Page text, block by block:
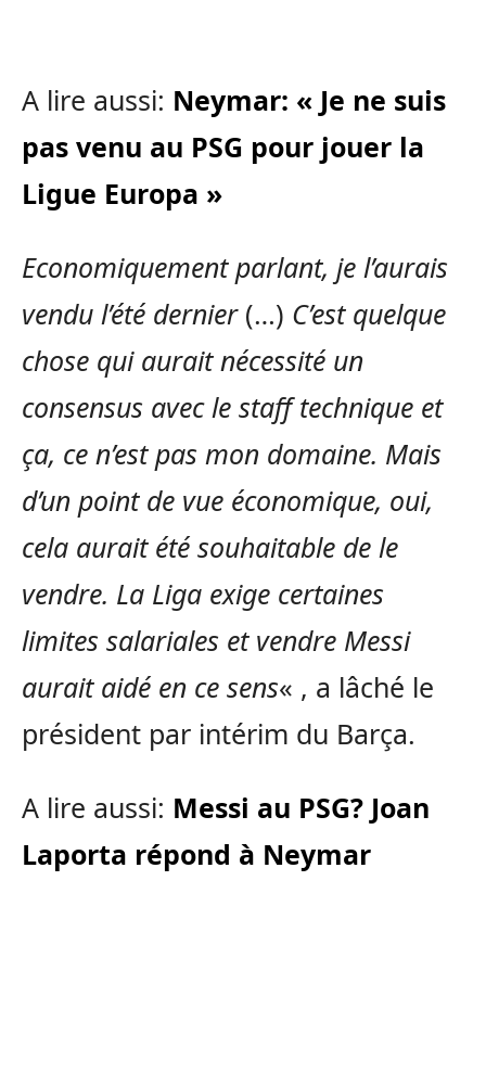
A lire aussi: Neymar: « Je ne suis
pas venu au PSG pour jouer la
Ligue Europa »
Economiquement parlant, je l’aurais
vendu l’été dernier(…) C’est quelque
chose qui aurait nécessité un
consensus avec le staff technique et
ça, ce n’est pas mon domaine. Mais
d’un point de vue économique, oui,
cela aurait été souhaitable de le
vendre. La Liga exige certaines
limites salariales et vendre Messi
aurait aidé en ce sens« , a lâché le
président par intérim du Barça.
A lire aussi: Messi au PSG? Joan
Laporta répond à Neymar